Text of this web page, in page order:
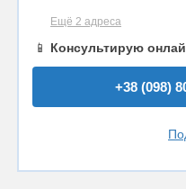
Ещё 2 адреса
📱 Консультирую
+38 (098)